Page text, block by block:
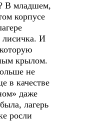
В младшем,
корпусе
И
крылом.
не
в качестве
даже
лагерь
росли